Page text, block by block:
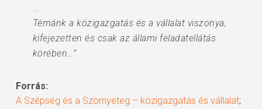
…
Témánk a közigazgatás és a vállalat viszonya,
kifejezetten és csak az állami feladatellátás
körében…”
Forrás:
A Szépség és a Szörnyeteg – közigazgatás és vállalat;